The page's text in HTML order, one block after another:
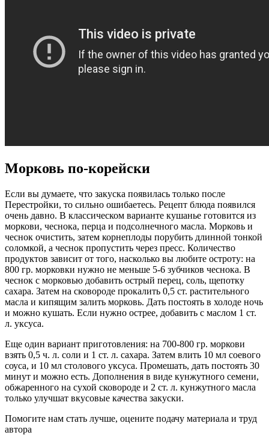
Морковь по-корейски
Если вы думаете, что закуска появилась только после
Перестройки, то сильно ошибаетесь. Рецепт блюда появился
очень давно. В классическом варианте кушанье готовится из
моркови, чеснока, перца и подсолнечного масла. Морковь и
чеснок очистить, затем корнеплоды порубить длинной тонкой
соломкой, а чеснок пропустить через пресс. Количество
продуктов зависит от того, насколько вы любите остроту: на
800 гр. морковки нужно не меньше 5-6 зубчиков чеснока. В
чеснок с морковью добавить острый перец, соль, щепотку
сахара. Затем на сковороде прокалить 0,5 ст. растительного
масла и кипящим залить морковь. Дать постоять в холоде ночь
и можно кушать. Если нужно острее, добавить с маслом 1 ст.
л. уксуса.
Еще один вариант приготовления: на 700-800 гр. моркови
взять 0,5 ч. л. соли и 1 ст. л. сахара. Затем влить 10 мл соевого
соуса, и 10 мл столового уксуса. Промешать, дать постоять 30
минут и можно есть. Дополнения в виде кунжутного семени,
обжаренного на сухой сковороде и 2 ст. л. кунжутного масла
только улучшат вкусовые качества закуски.
Помогите нам стать лучше, оцените подачу материала и труд
автора